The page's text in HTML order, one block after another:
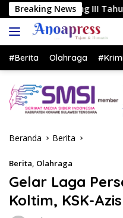
Langsung
ke
konten
Breaking News
2026 di Dapil IV
#Berita Olahraga
Beranda Berita
Berita, Olahraga
Gelar Laga
Koltim, KSK-